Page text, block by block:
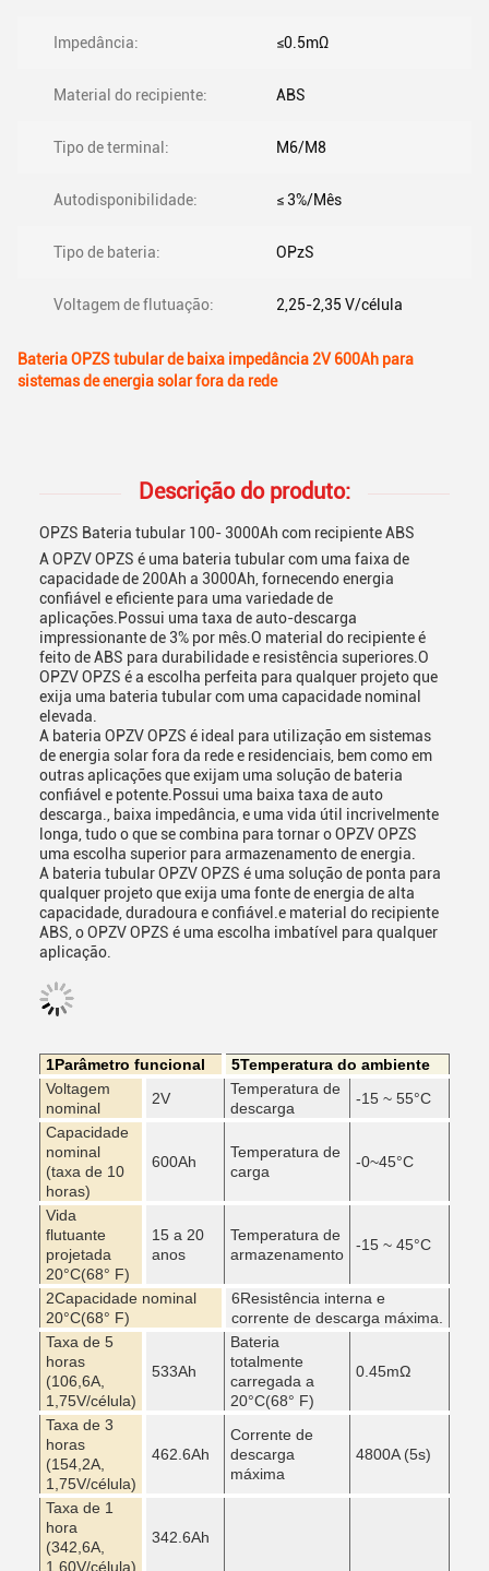
Impedância: ≤0.5mΩ
Material do recipiente: ABS
Tipo de terminal: M6/M8
Autodisponibilidade: ≤ 3%/Mês
Tipo de bateria: OPzS
Voltagem de flutuação: 2,25-2,35 V/célula
Bateria OPZS tubular de baixa impedância 2V 600Ah para
sistemas de energia solar fora da rede
Descrição do produto:
OPZS Bateria tubular 100- 3000Ah com recipiente ABS
A OPZV OPZS é uma bateria tubular com uma faixa de
capacidade de 200Ah a 3000Ah, fornecendo energia
confiável e eficiente para uma variedade de
aplicações.Possui uma taxa de auto-descarga
impressionante de 3% por mês.O material do recipiente é
feito de ABS para durabilidade e resistência superiores.O
OPZV OPZS é a escolha perfeita para qualquer projeto que
exija uma bateria tubular com uma capacidade nominal
elevada.
A bateria OPZV OPZS é ideal para utilização em sistemas
de energia solar fora da rede e residenciais, bem como em
outras aplicações que exijam uma solução de bateria
confiável e potente.Possui uma baixa taxa de auto
descarga., baixa impedância, e uma vida útil incrivelmente
longa, tudo o que se combina para tornar o OPZV OPZS
uma escolha superior para armazenamento de energia.
A bateria tubular OPZV OPZS é uma solução de ponta para
qualquer projeto que exija uma fonte de energia de alta
capacidade, duradoura e confiável.e material do recipiente
ABS, o OPZV OPZS é uma escolha imbatível para qualquer
aplicação.
1Parâmetro funcional
5Temperatura do ambiente
Voltagem
nominal
2V
Temperatura de
descarga
-15 ~ 55°C
Capacidade
nominal
(taxa de 10
horas)
600Ah
Temperatura de
carga
-0~45°C
Vida
flutuante
projetada
20°C(68° F)
15 a 20
anos
Temperatura de
armazenamento
-15 ~ 45°C
2Capacidade nominal
20°C(68° F)
6Resistência interna e
corrente de descarga máxima.
Taxa de 5
horas
(106,6A,
1,75V/célula)
533Ah
Bateria
totalmente
carregada a
20°C(68° F)
0.45mΩ
Taxa de 3
horas
(154,2A,
1,75V/célula)
462.6Ah
Corrente de
descarga
máxima
4800A (5s)
Taxa de 1
hora
(342,6A,
1,60V/célula)
342.6Ah